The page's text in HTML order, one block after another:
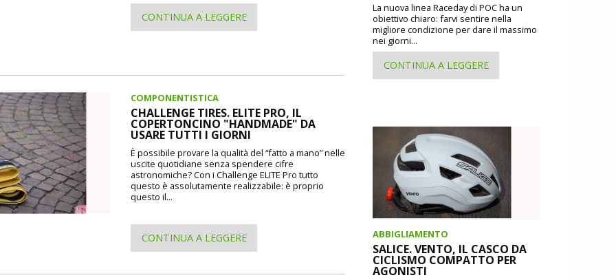
CONTINUA A LEGGERE
COMPONENTISTICA
CHALLENGE TIRES. ELITE PRO, IL
COPERTONCINO "HANDMADE" DA
USARE TUTTI I GIORNI
È possibile provare la qualità del “fatto a mano” nelle
uscite quotidiane senza spendere cifre
astronomiche? Con i Challenge ELITE Pro tutto
questo è assolutamente realizzabile: è proprio
questo il...
CONTINUA A LEGGERE
La nuova linea Raceday di POC ha un
obiettivo chiaro: farvi sentire nella
migliore condizione per dare il massimo
nei giorni...
CONTINUA A LEGGERE
ABBIGLIAMENTO
SALICE. VENTO, IL CASCO DA
CICLISMO COMPATTO PER
AGONISTI